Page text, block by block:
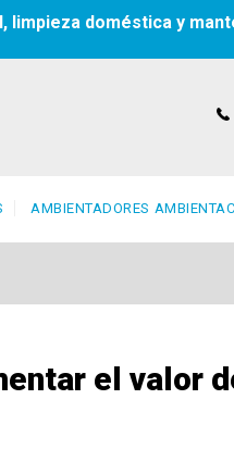
limpieza doméstica y
AMBIENTADORES
el valor